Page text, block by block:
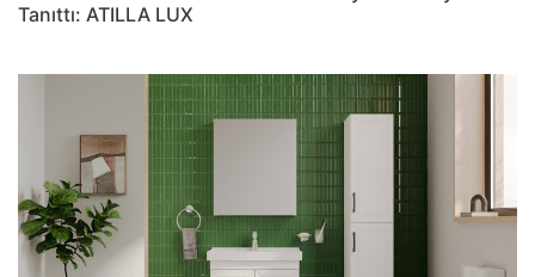
Tanıttı: ATILLA LUX